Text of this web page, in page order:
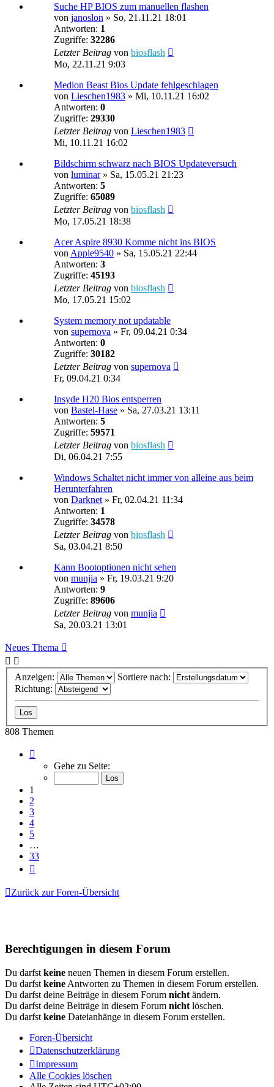
Suche HP BIOS zum manuellen flashen
von janoslon » So, 21.11.21 18:01
Antworten: 1
Zugriffe: 32286
Letzter Beitrag von biosflash
Mo, 22.11.21 9:03
Medion Beast Bios Update fehlgeschlagen
von Lieschen1983 » Mi, 10.11.21 16:02
Antworten: 0
Zugriffe: 29330
Letzter Beitrag von Lieschen1983
Mi, 10.11.21 16:02
Bildschirm schwarz nach BIOS Updateversuch
von luminar» Sa, 15.05.21 21:23
Antworten: 5
Zugriffe: 65089
Letzter Beitrag von biosflash
Mo, 17.05.21 18:38
Acer Aspire 8930 Komme nicht ins BIOS
von Apple9540 » Sa, 15.05.21 22:44
Antworten: 3
Zugriffe: 45193
Letzter Beitrag von biosflash
Mo, 17.05.21 15:02
System memory not updatable
von supernova » Fr, 09.04.21 0:34
Antworten: 0
Zugriffe: 30182
Letzter Beitrag von supernova
Fr, 09.04.21 0:34
Insyde H20 Bios entsperren
von Bastel-Hase » Sa, 27.03.21 13:11
Antworten: 5
Zugriffe: 59571
Letzter Beitrag von biosflash
Di, 06.04.21 7:55
Windows Schaltet nicht immer von alleine aus beim
Herunterfahren
von Darknet » Fr, 02.04.21 11:34
Antworten: 1
Zugriffe: 34578
Letzter Beitrag von biosflash
Sa, 03.04.21 8:50
Kann Bootoptionen nicht sehen
von munjia » Fr, 19.03.21 9:20
Antworten: 9
Zugriffe: 89606
Letzter Beitrag von munjia
Sa, 20.03.21 13:01
Neues Thema
Anzeigen:
Sortiere nach:
Richtung:
808 Themen
von
Gehe zu Seite:
1
2
3
4
5
…
33
Zurück zur Foren-Übersicht
Berechtigungen in diesem Forum
Du darfst keine neuen Themen in diesem Forum erstellen.
Du darfst keine Antworten zu Themen in diesem Forum erstellen.
Du darfst deine Beiträge in diesem Forum nicht ändern.
Du darfst deine Beiträge in diesem Forum nicht löschen.
Du darfst keine Dateianhänge in diesem Forum erstellen.
Foren-Übersicht
Datenschutzerklärung
Impressum
Alle Cookies löschen